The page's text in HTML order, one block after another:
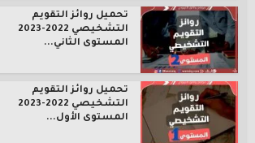
تحميل روائز التقويم
التشخيصي 2022-2023
المستوى الثاني...
تحميل روائز التقويم
التشخيصي 2022-2023
المستوى الأول...